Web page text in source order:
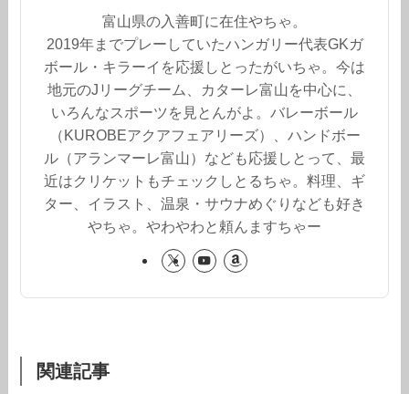
富山県の入善町に在住やちゃ。
2019年までプレーしていたハンガリー代表GKガ
ボール・キラーイを応援しとったがいちゃ。今は
地元のJリーグチーム、カターレ富山を中心に、
いろんなスポーツを見とんがよ。バレーボール
（KUROBEアクアフェアリーズ）、ハンドボー
ル（アランマーレ富山）なども応援しとって、最
近はクリケットもチェックしとるちゃ。料理、ギ
ター、イラスト、温泉・サウナめぐりなども好き
やちゃ。やわやわと頼んますちゃー
関連記事